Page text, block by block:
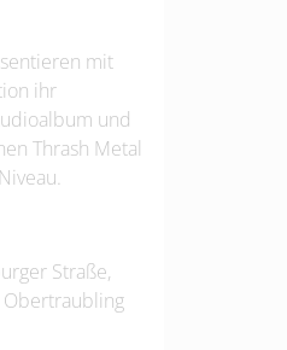
mit
ihr
und
Thrash Metal
Straße,
Obertraubling